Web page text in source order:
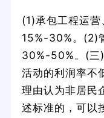
(1)承包工程运
15%-30%。(2)
30%-50%。(三
活动的利润率不
理由认为非居民
述标准的，可以